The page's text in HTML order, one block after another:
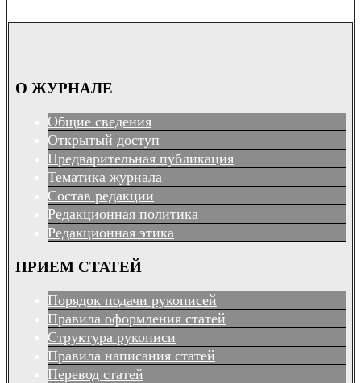
О ЖУРНАЛЕ
Общие сведения
Открытый доступ
Предварительная публикация
Тематика журнала
Состав редакции
Редакционная политика
Редакционная этика
ПРИЕМ СТАТЕЙ
Порядок подачи рукописей
Правила оформления статей
Структура рукописи
Правила написания статей
Перевод статей